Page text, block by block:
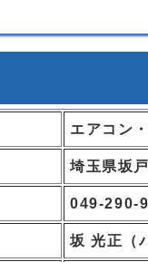
エアコン
埼玉県坂
049-290-
坂 光正（